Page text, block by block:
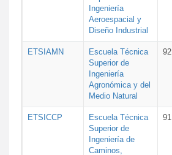
Ingeniería
Aeroespacial y
Diseño Industrial
ETSIAMN
Escuela Técnica
Superior de
Ingeniería
Agronómica y del
Medio Natural
ETSICCP
Escuela Técnica
Superior de
Ingeniería de
Caminos,